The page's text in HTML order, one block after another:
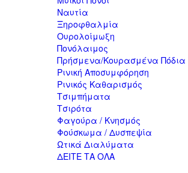
Ναυτία
Ξηροφθαλμία
Ουρολοίμωξη
Πονόλαιμος
Πρήσμενα/Κουρασμένα Πόδια
Ρινική Αποσυμφόρηση
Ρινικός Καθαρισμός
Τσιμπήματα
Τσιρότα
Φαγούρα / Κνησμός
Φούσκωμα / Δυσπεψία
Ωτικά Διαλύματα
ΔΕΙΤΕ ΤΑ ΟΛΑ